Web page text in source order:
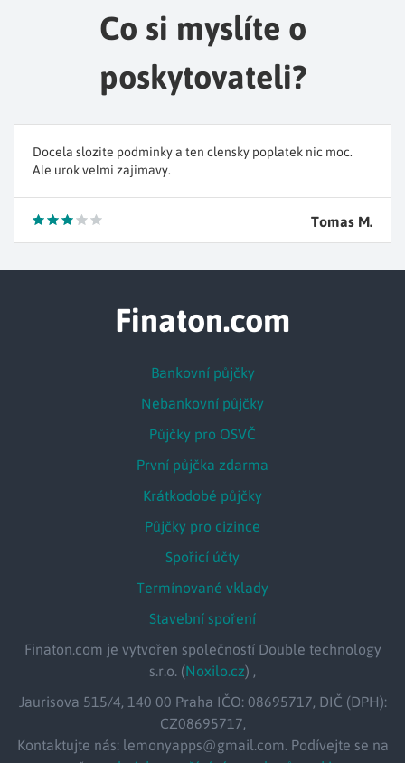
Co si myslíte o
poskytovateli?
Docela slozite podminky a ten clensky poplatek nic moc.
Ale urok velmi zajimavy.
Tomas M.
Finaton.com
Bankovní půjčky
Nebankovní půjčky
Půjčky pro OSVČ
První půjčka zdarma
Krátkodobé půjčky
Půjčky pro cizince
Spořicí účty
Termínované vklady
Stavební spoření
Finaton.com je vytvořen společností Double technology
s.r.o. (Noxilo.cz) ,
Jaurisova 515/4, 140 00 Praha IČO: 08695717, DIČ (DPH):
CZ08695717,
Kontaktujte nás: lemonyapps@gmail.com. Podívejte se na